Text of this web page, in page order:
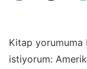
Kitap yorumuma
istiyorum: